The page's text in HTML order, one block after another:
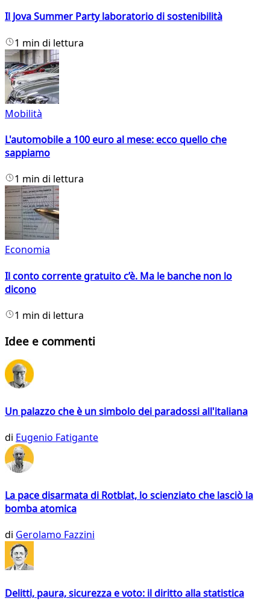
Il Jova Summer Party laboratorio di sostenibilità
1 min di lettura
Mobilità
L'automobile a 100 euro al mese: ecco quello che
sappiamo
1 min di lettura
Economia
Il conto corrente gratuito c’è. Ma le banche non lo
dicono
1 min di lettura
Idee e commenti
Un palazzo che è un simbolo dei paradossi all'italiana
di Eugenio Fatigante
La pace disarmata di Rotblat, lo scienziato che lasciò la
bomba atomica
di Gerolamo Fazzini
Delitti, paura, sicurezza e voto: il diritto alla statistica